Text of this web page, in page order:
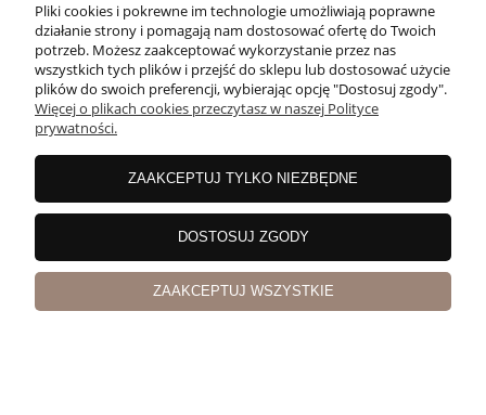
Gin Bombay Sapphire 40% 0,7l
Pliki cookies i pokrewne im technologie umożliwiają poprawne
działanie strony i pomagają nam dostosować ofertę do Twoich
potrzeb. Możesz zaakceptować wykorzystanie przez nas
wszystkich tych plików i przejść do sklepu lub dostosować użycie
plików do swoich preferencji, wybierając opcję "Dostosuj zgody".
Więcej o plikach cookies przeczytasz w naszej Polityce
prywatności.
ZAAKCEPTUJ TYLKO NIEZBĘDNE
DOSTOSUJ ZGODY
ZAAKCEPTUJ WSZYSTKIE